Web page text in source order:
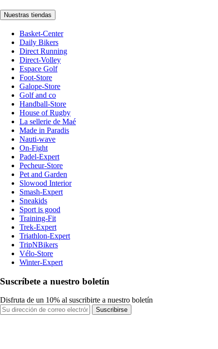
Nuestras tiendas
Basket-Center
Daily Bikers
Direct Running
Direct-Volley
Espace Golf
Foot-Store
Galope-Store
Golf and co
Handball-Store
House of Rugby
La sellerie de Maé
Made in Paradis
Nauti-wave
On-Fight
Padel-Expert
Pecheur-Store
Pet and Garden
Slowood Interior
Smash-Expert
Sneakids
Sport is good
Training-Fit
Trek-Expert
Triathlon-Expert
TripNBikers
Vélo-Store
Winter-Expert
Suscríbete a nuestro boletín
Disfruta de un 10% al suscribirte a nuestro boletín
Suscribirse